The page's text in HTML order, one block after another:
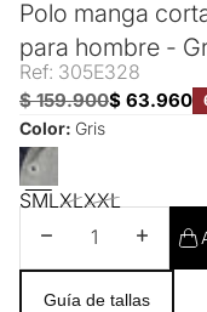
Polo manga
para hombre -
Ref: 305E328
$ 159.900$ 63.960
Color: Gris
SML XLXXL
Disminuir cantidad
Guía de tallas